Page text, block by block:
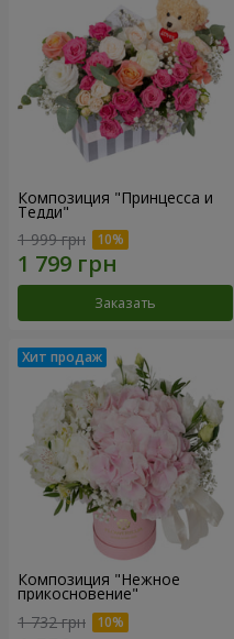
Композиция "Принцесса и
Тедди"
1 999 грн
Заказать
Композиция "Нежное
прикосновение"
1 732 грн